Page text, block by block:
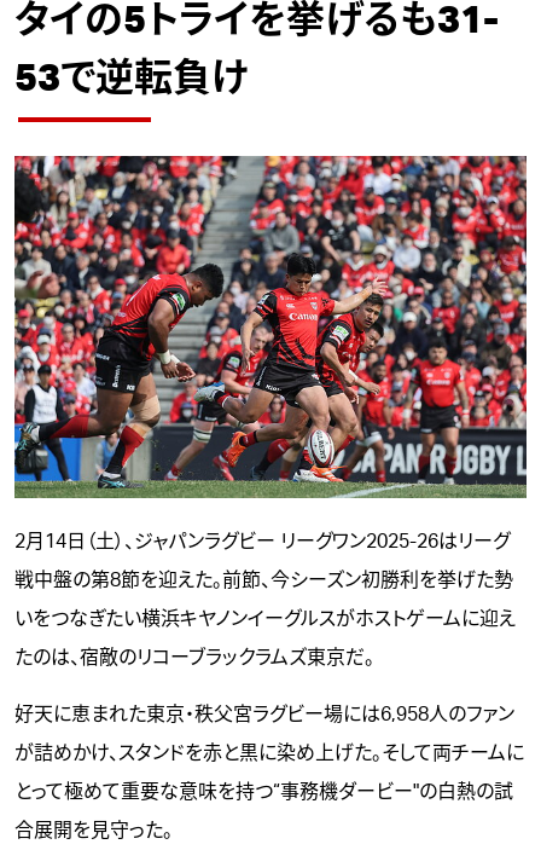
タイの5トライを挙げるも31-
53で逆転負け
2月14日（土）、ジャパンラグビー リーグワン2025-26はリーグ
戦中盤の第8節を迎えた。前節、今シーズン初勝利を挙げた勢
いをつなぎたい横浜キヤノンイーグルスがホストゲームに迎え
たのは、宿敵のリコーブラックラムズ東京だ。
好天に恵まれた東京・秩父宮ラグビー場には6,958人のファン
が詰めかけ、スタンドを赤と黒に染め上げた。そして両チームに
とって極めて重要な意味を持つ“事務機ダービー"の白熱の試
合展開を見守った。